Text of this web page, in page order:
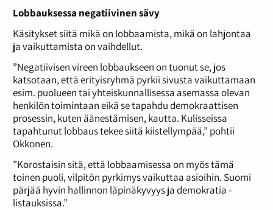
Lobbauksessa negatiivinen sävy
Käsitykset siitä mikä on lobbaamista, mikä on lahjontaa
ja vaikuttamista on vaihdellut.
”Negatiivisen vireen lobbaukseen on tuonut se, jos
katsotaan, että erityisryhmä pyrkii sivusta vaikuttamaan
esim. puolueen tai yhteiskunnallisessa asemassa olevan
henkilön toimintaan eikä se tapahdu demokraattisen
prosessin, kuten äänestämisen, kautta. Kulisseissa
tapahtunut lobbaus tekee siitä kiistellympää,” pohtii
Okkonen.
”Korostaisin sitä, että lobbaamisessa on myös tämä
toinen puoli, vilpitön pyrkimys vaikuttaa asioihin. Suomi
pärjää hyvin hallinnon läpinäkyvyys ja demokratia -
listauksissa.”